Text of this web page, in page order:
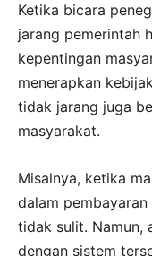
Ketika bicara
jarang pemerintah
kepentingan
menerapkan
tidak jarang juga
masyarakat.
Misalnya, ketika
dalam
tidak sulit. Namun,
dengan sistem